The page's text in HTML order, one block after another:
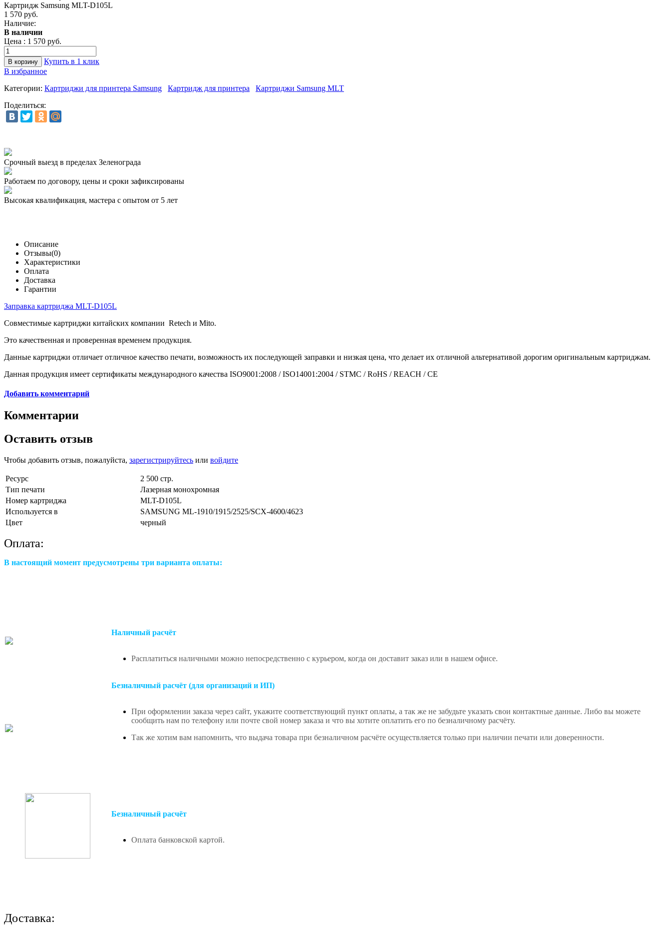
Картридж Samsung MLT-D105L
1 570 руб.
Наличие:
В наличии
Цена : 1 570 руб.
Купить в 1 клик
В избранное
Категории: Картриджи для принтера Samsung Картридж для принтера
Картриджи Samsung MLT
Поделиться:
Срочный выезд в пределах Зеленограда
Работаем по договору, цены и сроки зафиксированы
Высокая квалификация, мастера с опытом от 5 лет
Описание
Отзывы(0)
Характеристики
Оплата
Доставка
Гарантии
Заправка картриджа MLT-D105L
Совместимые картриджи китайских компании Retech и Mito.
Это качественная и проверенная временем продукция.
Данные картриджи отличает отличное качество печати, возможность их последующей заправки и низкая цена, что делает их отличной альтернативой дорогим оригинальным картриджам.
Данная продукция имеет сертификаты международного качества ISO9001:2008 / ISO14001:2004 / STMC / RoHS / REACH / CE
Добавить комментарий
Комментарии
Оставить отзыв
Чтобы добавить отзыв, пожалуйста, зарегистрируйтесь или войдите
Ресурс
2 500 стр.
Тип печати
Лазерная монохромная
Номер картриджа
MLT-D105L
Используется в
SAMSUNG ML-1910/1915/2525/SCX-4600/4623
Цвет
черный
Оплата:
В настоящий момент предусмотрены три варианта оплаты:
Наличный расчёт
Расплатиться наличными можно непосредственно с курьером, когда он доставит заказ или в нашем офисе.
Безналичный расчёт (для организаций и ИП)
При оформлении заказа через сайт, укажите соответствующий пункт оплаты, а так же не забудьте указать свои контактные данные. Либо вы можете
сообщить нам по телефону или почте свой номер заказа и что вы хотите оплатить его по безналичному расчёту.
Так же хотим вам напомнить, что выдача товара при безналичном расчёте осуществляется только при наличии печати или доверенности.
Безналичный расчёт
Оплата банковской картой.
Доставка: